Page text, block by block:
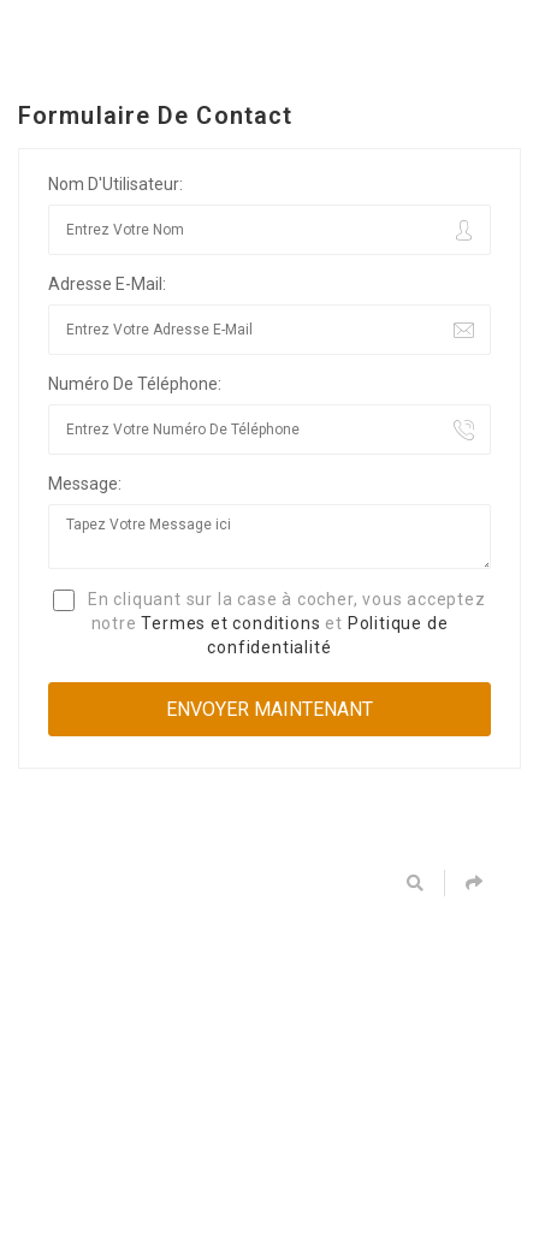
Formulaire De Contact
Nom D'Utilisateur:
Adresse E-Mail:
Numéro De Téléphone:
Message:
En cliquant sur la case à cocher, vous acceptez
notreTermes et conditions et Politique de
confidentialité